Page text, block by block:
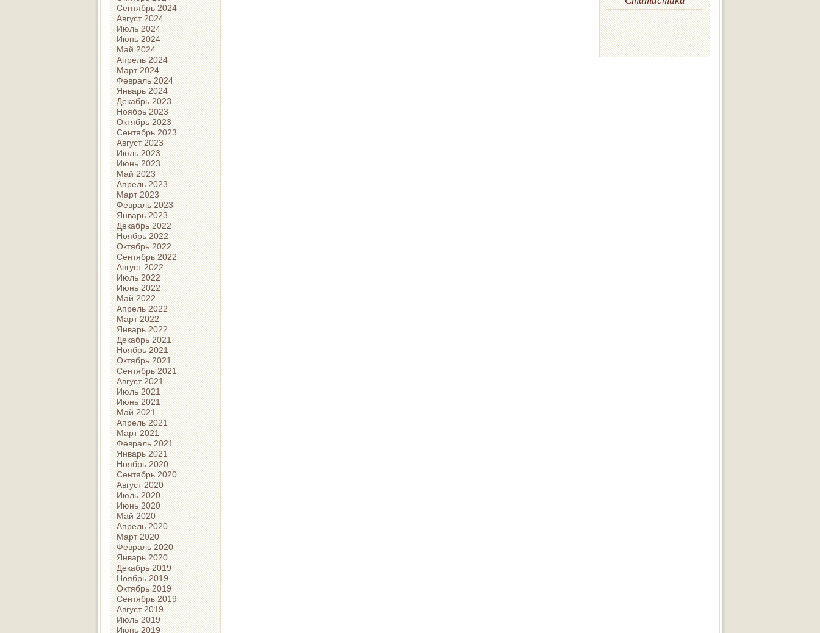
Сентябрь 2024
Август 2024
Июль 2024
Июнь 2024
Май 2024
Апрель 2024
Март 2024
Февраль 2024
Январь 2024
Декабрь 2023
Ноябрь 2023
Октябрь 2023
Сентябрь 2023
Август 2023
Июль 2023
Июнь 2023
Май 2023
Апрель 2023
Март 2023
Февраль 2023
Январь 2023
Декабрь 2022
Ноябрь 2022
Октябрь 2022
Сентябрь 2022
Август 2022
Июль 2022
Июнь 2022
Май 2022
Апрель 2022
Март 2022
Январь 2022
Декабрь 2021
Ноябрь 2021
Октябрь 2021
Сентябрь 2021
Август 2021
Июль 2021
Июнь 2021
Май 2021
Апрель 2021
Март 2021
Февраль 2021
Январь 2021
Ноябрь 2020
Сентябрь 2020
Август 2020
Июль 2020
Июнь 2020
Май 2020
Апрель 2020
Март 2020
Февраль 2020
Январь 2020
Декабрь 2019
Ноябрь 2019
Октябрь 2019
Сентябрь 2019
Август 2019
Июль 2019
Июнь 2019